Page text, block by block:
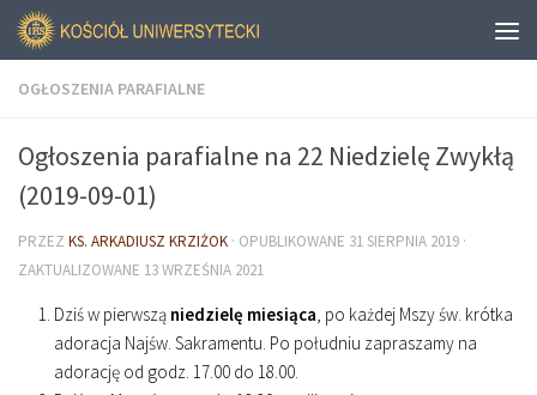
OGŁOSZENIA PARAFIALNE
Ogłoszenia parafialne na 22 Niedzielę Zwykłą
(2019-09-01)
PRZEZ KS. ARKADIUSZ KRZIŻOK · OPUBLIKOWANE 31 SIERPNIA 2019 ·
ZAKTUALIZOWANE 13 WRZEŚNIA 2021
Dziś w pierwszą niedzielę miesiąca, po każdej Mszy św. krótka
adoracja Najśw. Sakramentu. Po południu zapraszamy na
adorację od godz. 17.00 do 18.00.